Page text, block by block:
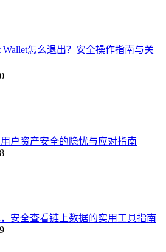
Wallet怎么退出？安全操作指南与关
户资产安全的隐忧与应对指南
安全查看链上数据的实用工具指南